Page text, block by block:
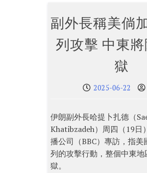
副外長稱美倘
列攻擊 中東
獄
2025-06-22
伊朗副外長哈提卜扎德（
Khatibzadeh）周四（19日
播公司（BBC）專訪，指美
列的攻擊行動，整個中東
獄。